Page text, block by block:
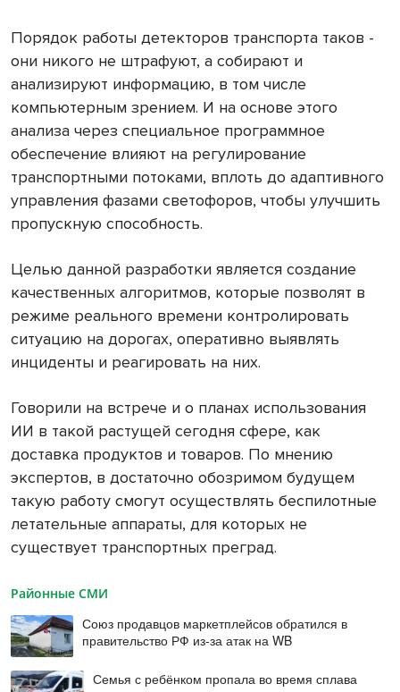
Порядок работы детекторов транспорта таков -
они никого не штрафуют, а собирают и
анализируют информацию, в том числе
компьютерным зрением. И на основе этого
анализа через специальное программное
обеспечение влияют на регулирование
транспортными потоками, вплоть до адаптивного
управления фазами светофоров, чтобы улучшить
пропускную способность.
Целью данной разработки является создание
качественных алгоритмов, которые позволят в
режиме реального времени контролировать
ситуацию на дорогах, оперативно выявлять
инциденты и реагировать на них.
Говорили на встрече и о планах использования
ИИ в такой растущей сегодня сфере, как
доставка продуктов и товаров. По мнению
экспертов, в достаточно обозримом будущем
такую работу смогут осуществлять беспилотные
летательные аппараты, для которых не
существует транспортных преград.
Районные СМИ
Союз продавцов маркетплейсов обратился в
правительство РФ из-за атак на WB
Семья с ребёнком пропала во время сплава